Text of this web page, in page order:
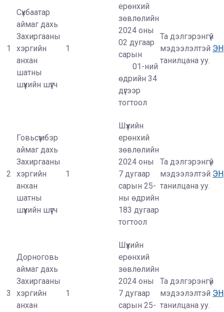
1
Сүхбаатар
аймаг дахь
Захиргааны
хэргийн
анхан
шатны
шүүхийн шүүгч
1
ерөнхий
зөвлөлийн
2024 оны
02 дугаар
сарын
01-ний
өдрийн 34
дүгээр
тогтоол
Та дэлгэрэнгүй
мэдээлэлтэй
танилцана уу.
2
Говьсүмбэр
аймаг дахь
Захиргааны
хэргийн
анхан
шатны
шүүхийн шүүгч
1
Шүүхийн
ерөнхий
зөвлөлийн
2024 оны
7 дугаар
сарын 25-
ны өдрийн
183 дугаар
тогтоол
Та дэлгэрэнгүй
мэдээлэлтэй
танилцана уу.
3
Дорноговь
аймаг дахь
Захиргааны
хэргийн
анхан
1
Шүүхийн
ерөнхий
зөвлөлийн
2024 оны
7 дугаар
сарын 25-
Та дэлгэрэнгүй
мэдээлэлтэй
танилцана уу.